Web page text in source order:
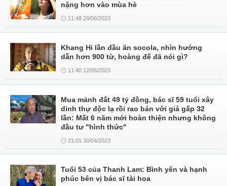
nặng hơn vào mùa hè
11:48 29/06/2023
Khang Hi lần đầu ăn socola, nhìn hướng
dẫn hơn 900 từ, hoàng đế đã nói gì?
11:40 12/05/2023
Mua mảnh đất 49 tỷ đồng, bác sĩ 59 tuổi xây
dinh thự độc lạ rồi rao bán với giá gấp 32
lần: Mất 6 năm mới hoàn thiện nhưng không
đầu tư "hình thức"
21:01 30/04/2023
Tuổi 53 của Thanh Lam: Bình yên và hạnh
phúc bên vị bác sĩ tài hoa